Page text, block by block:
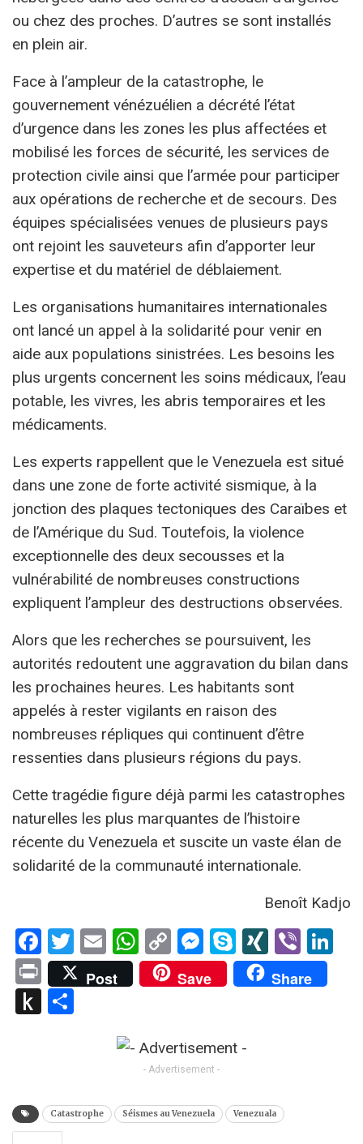
ou chez des proches. D’autres se sont installés
en plein air.
Face à l’ampleur de la catastrophe, le
gouvernement vénézuélien a décrété l’état
d’urgence dans les zones les plus affectées et
mobilisé les forces de sécurité, les services de
protection civile ainsi que l’armée pour participer
aux opérations de recherche et de secours. Des
équipes spécialisées venues de plusieurs pays
ont rejoint les sauveteurs afin d’apporter leur
expertise et du matériel de déblaiement.
Les organisations humanitaires internationales
ont lancé un appel à la solidarité pour venir en
aide aux populations sinistrées. Les besoins les
plus urgents concernent les soins médicaux, l’eau
potable, les vivres, les abris temporaires et les
médicaments.
Les experts rappellent que le Venezuela est situé
dans une zone de forte activité sismique, à la
jonction des plaques tectoniques des Caraïbes et
de l’Amérique du Sud. Toutefois, la violence
exceptionnelle des deux secousses et la
vulnérabilité de nombreuses constructions
expliquent l’ampleur des destructions observées.
Alors que les recherches se poursuivent, les
autorités redoutent une aggravation du bilan dans
les prochaines heures. Les habitants sont
appelés à rester vigilants en raison des
nombreuses répliques qui continuent d’être
ressenties dans plusieurs régions du pays.
Cette tragédie figure déjà parmi les catastrophes
naturelles les plus marquantes de l’histoire
récente du Venezuela et suscite un vaste élan de
solidarité de la communauté internationale.
Benoît Kadjo
Facebook
Twitter
EmailWhatsApp
Copy
Link
Messenger
SkypeXINGViber
PrintPost Save Share
Push
- Advertisement -
Catastrophe Séismes au Venezuela Venezuala